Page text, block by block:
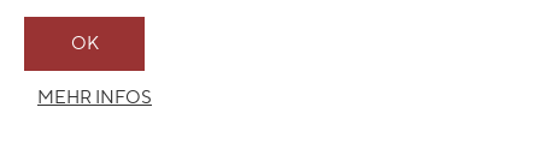
OK
MEHR INFOS